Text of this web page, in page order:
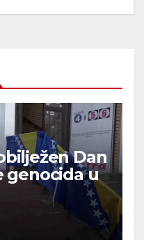
Dan
genocida u